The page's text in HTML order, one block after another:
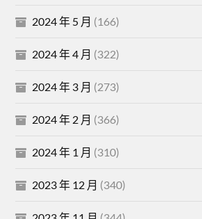
2024 年 5 月 (166)
2024 年 4 月 (322)
2024 年 3 月 (273)
2024 年 2 月 (366)
2024 年 1 月 (310)
2023 年 12 月 (340)